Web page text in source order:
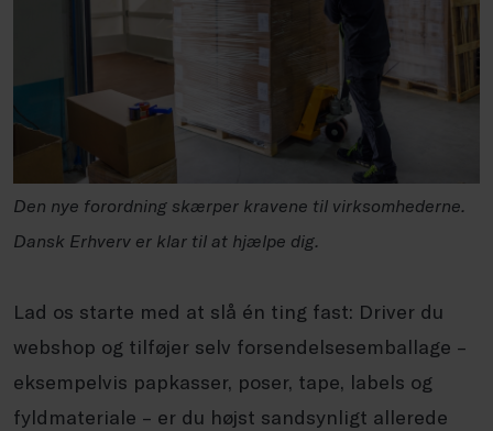
Den nye forordning skærper kravene til virksomhederne.
Dansk Erhverv er klar til at hjælpe dig.
Lad os starte med at slå én ting fast: Driver du
webshop og tilføjer selv forsendelsesemballage –
eksempelvis papkasser, poser, tape, labels og
fyldmateriale – er du højst sandsynligt allerede